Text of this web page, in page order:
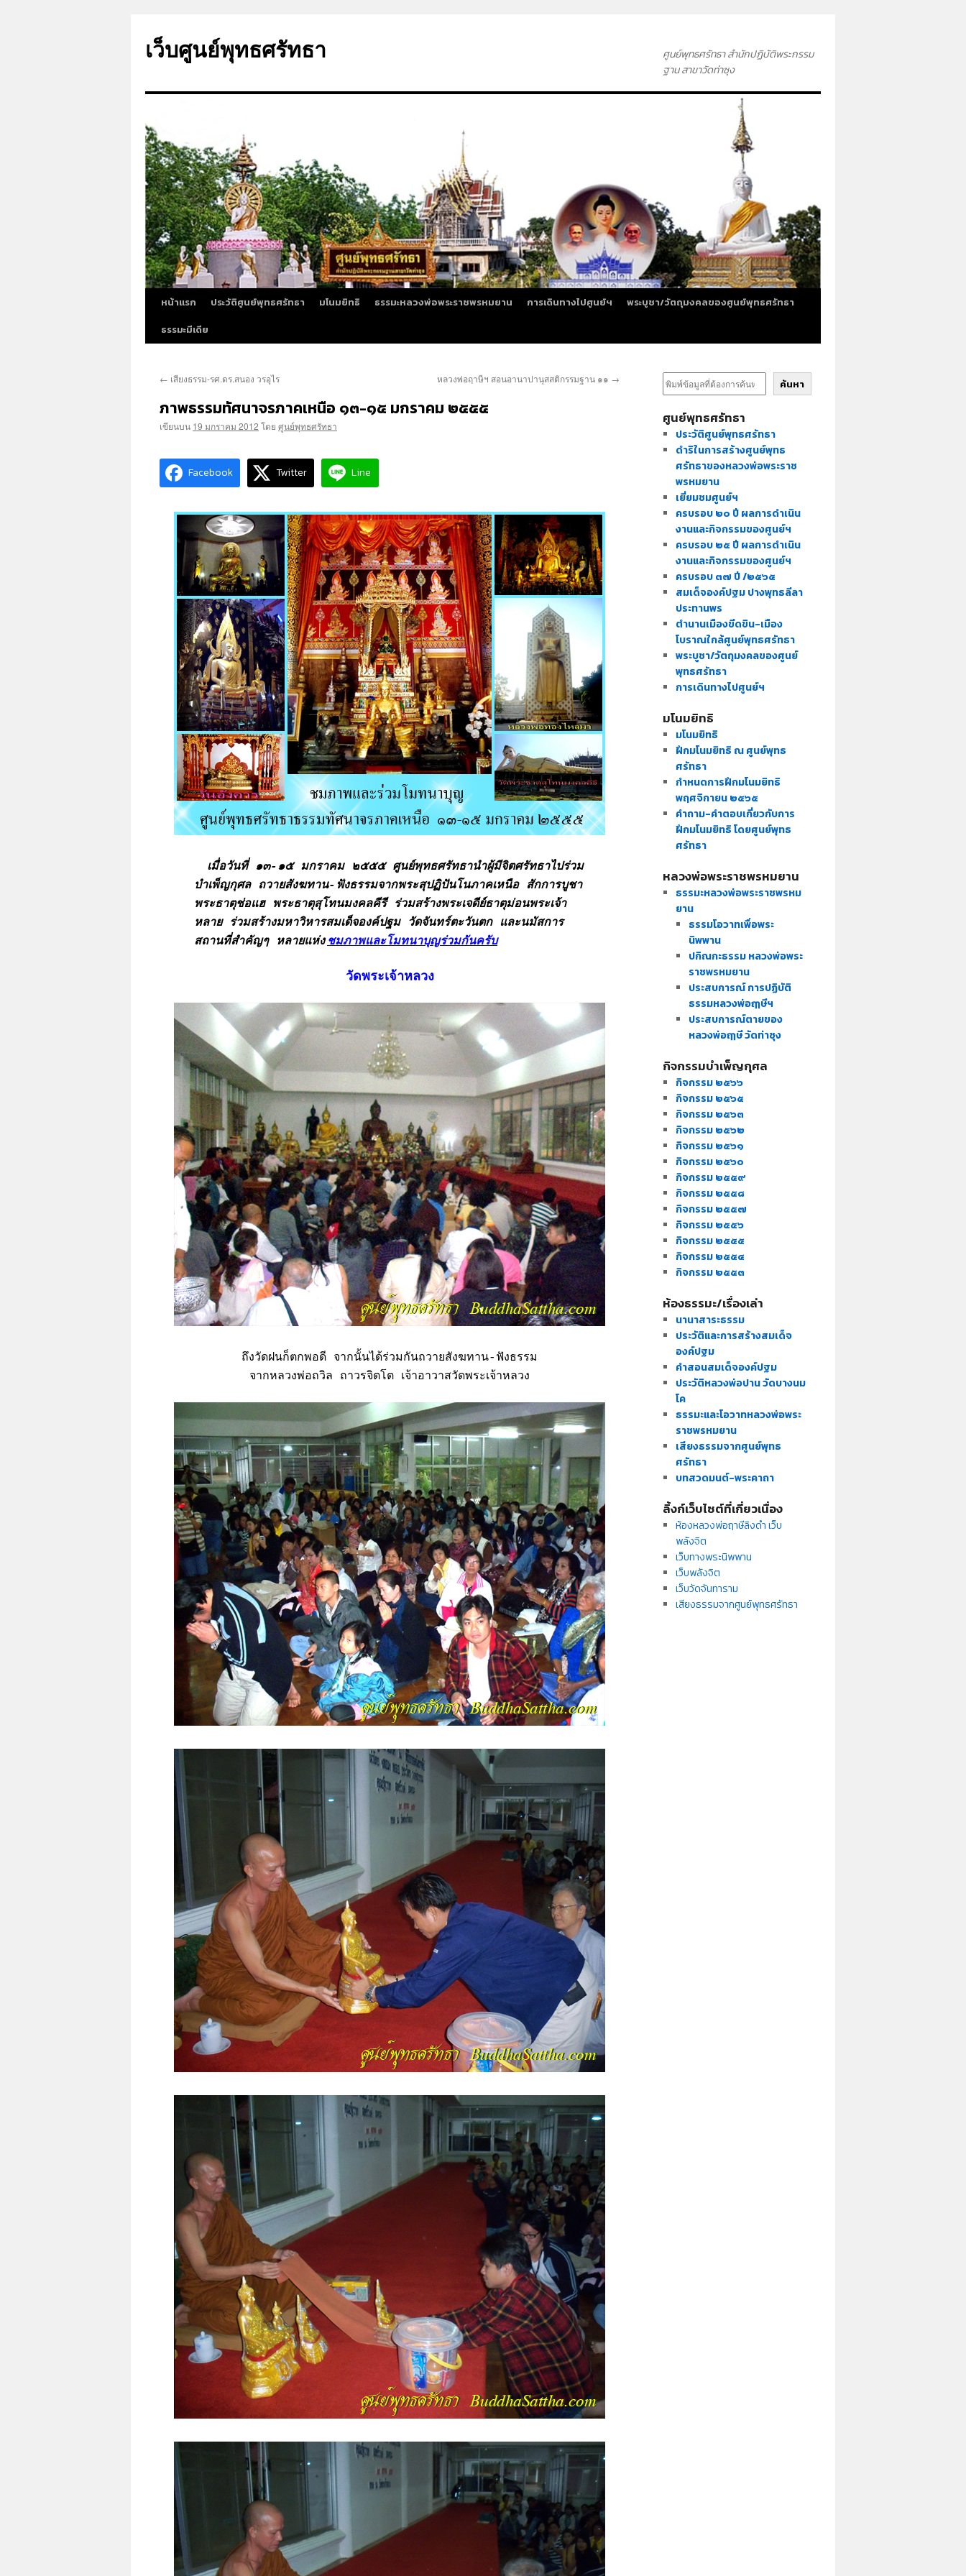
ยัง
เว็บศูนย์พุทธศรัทธา
ศูนย์พุทธศรัทธา สำนักปฏิบัติพระกรรม
ฐาน สาขาวัดท่าซุง
หน้าแรก ประวัติศูนย์พุทธศรัทธา มโนมยิทธิ ธรรมะหลวงพ่อพระราชพรหมยาน การเดินทางไปศูนย์ฯ
พระบูชา/วัตถุมงคลของศูนย์พุทธศรัทธา
ธรรมะมีเดีย
← เสียงธรรม-รศ.ดร.สนอง วรอุไร หลวงพ่อฤาษีฯ สอนอานาปานุสสติกรรมฐาน ๑๑ →
ภาพธรรมทัศนาจรภาคเหนือ ๑๓-๑๕ มกราคม ๒๕๕๕
เขียนบน 19 มกราคม 2012 โดย ศูนย์พุทธศรัทธา
Facebook Twitter Line
เมื่อวันที่ ๑๓-๑๕ มกราคม ๒๕๕๕ ศูนย์พุทธศรัทธานำผู้มีจิตศรัทธาไปร่วม
บำเพ็ญกุศล ถวายสังฆทาน-ฟังธรรมจากพระสุปฏิปันโนภาคเหนือ สักการบูชา
พระธาตุช่อแฮ พระธาตุสุโทนมงคลคีรี ร่วมสร้างพระเจดีย์ธาตุม่อนพระเจ้า
หลาย ร่วมสร้างมหาวิหารสมเด็จองค์ปฐม วัดจันทร์ตะวันตก และนมัสการ
สถานที่สำคัญๆ หลายแห่ง ชมภาพและโมทนาบุญร่วมกันครับ
วัดพระเจ้าหลวง
ถึงวัดฝนก็ตกพอดี จากนั้นได้ร่วมกันถวายสังฆทาน-ฟังธรรม
จากหลวงพ่อถวิล ถาวรจิตโต เจ้าอาวาสวัดพระเจ้าหลวง
ค้นหา
ศูนย์พุทธศรัทธา
ประวัติศูนย์พุทธศรัทธา
ดำริในการสร้างศูนย์พุทธ
ศรัทธาของหลวงพ่อพระราช
พรหมยาน
เยี่ยมชมศูนย์ฯ
ครบรอบ ๒๐ ปี ผลการดำเนิน
งานและกิจกรรมของศูนย์ฯ
ครบรอบ ๒๕ ปี ผลการดำเนิน
งานและกิจกรรมของศูนย์ฯ
ครบรอบ ๓๗ ปี /๒๕๖๕
สมเด็จองค์ปฐม ปางพุทธลีลา
ประทานพร
ตำนานเมืองขีดขิน-เมือง
โบราณใกล้ศูนย์พุทธศรัทธา
พระบูชา/วัตถุมงคลของศูนย์
พุทธศรัทธา
การเดินทางไปศูนย์ฯ
มโนมยิทธิ
มโนมยิทธิ
ฝึกมโนมยิทธิ ณ ศูนย์พุทธ
ศรัทธา
กำหนดการฝึกมโนมยิทธิ
พฤศจิกายน ๒๕๖๕
คำถาม-คำตอบเกี่ยวกับการ
ฝึกมโนมยิทธิ โดยศูนย์พุทธ
ศรัทธา
หลวงพ่อพระราชพรหมยาน
ธรรมะหลวงพ่อพระราชพรหม
ยาน
ธรรมโอวาทเพื่อพระ
นิพพาน
ปกิณกะธรรม หลวงพ่อพระ
ราชพรหมยาน
ประสบการณ์ การปฏิบัติ
ธรรมหลวงพ่อฤๅษีฯ
ประสบการณ์ตายของ
หลวงพ่อฤๅษี วัดท่าซุง
กิจกรรมบำเพ็ญกุศล
กิจกรรม ๒๕๖๖
กิจกรรม ๒๕๖๕
กิจกรรม ๒๕๖๓
กิจกรรม ๒๕๖๒
กิจกรรม ๒๕๖๑
กิจกรรม ๒๕๖๐
กิจกรรม ๒๕๕๙
กิจกรรม ๒๕๕๘
กิจกรรม ๒๕๕๗
กิจกรรม ๒๕๕๖
กิจกรรม ๒๕๕๕
กิจกรรม ๒๕๕๔
กิจกรรม ๒๕๕๓
ห้องธรรมะ/เรื่องเล่า
นานาสาระธรรม
ประวัติและการสร้างสมเด็จ
องค์ปฐม
คำสอนสมเด็จองค์ปฐม
ประวัติหลวงพ่อปาน วัดบางนม
โค
ธรรมะและโอวาทหลวงพ่อพระ
ราชพรหมยาน
เสียงธรรมจากศูนย์พุทธ
ศรัทธา
บทสวดมนต์-พระคาถา
ลิ้งก์เว็บไซต์ที่เกี่ยวเนื่อง
ห้องหลวงพ่อฤาษีลิงดำ เว็บ
พลังจิต
เว็บทางพระนิพพาน
เว็บพลังจิต
เว็บวัดจันทาราม
เสียงธรรมจากศูนย์พุทธศรัทธา